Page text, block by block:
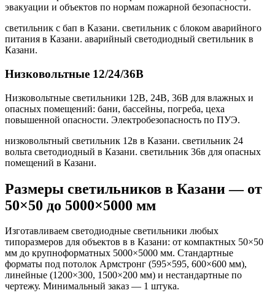
эвакуации и объектов по нормам пожарной безопасности.
светильник с бап в Казани. светильник с блоком аварийного
питания в Казани. аварийный светодиодный светильник в
Казани.
Низковольтные 12/24/36В
Низковольтные светильники 12В, 24В, 36В для влажных и
опасных помещений: бани, бассейны, погреба, цеха
повышенной опасности. Электробезопасность по ПУЭ.
низковольтный светильник 12в в Казани. светильник 24
вольта светодиодный в Казани. светильник 36в для опасных
помещений в Казани.
Размеры светильников в Казани— от
50×50 до 5000×5000 мм
Изготавливаем светодиодные светильники любых
типоразмеров для объектов в в Казани: от компактных 50×50
мм до крупноформатных 5000×5000 мм. Стандартные
форматы под потолок Армстронг (595×595, 600×600 мм),
линейные (1200×300, 1500×200 мм) и нестандартные по
чертежу. Минимальный заказ — 1 штука.